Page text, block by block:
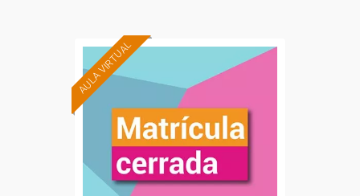
AULA VIRTUAL